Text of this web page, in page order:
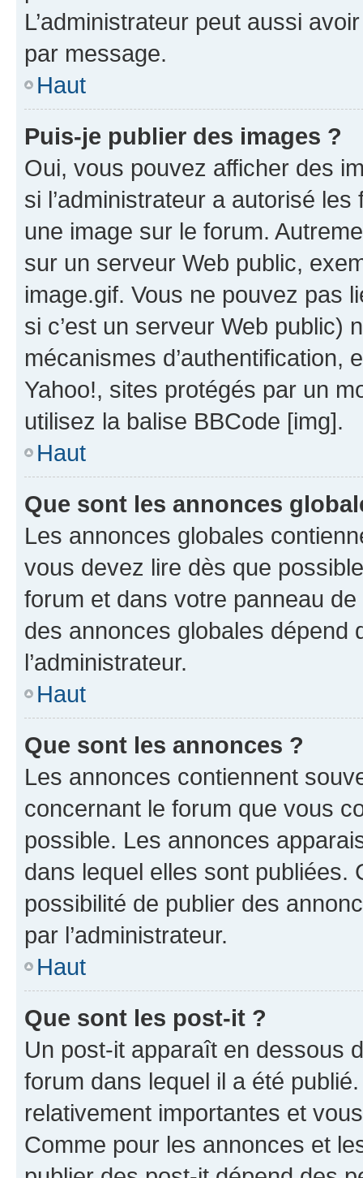
L’administrateur peut aussi
par message.
Haut
Puis-je publier des images ?
Oui, vous pouvez afficher des
si l’administrateur a autorisé
une image sur le forum.
sur un serveur Web public,
image.gif. Vous ne pouvez pas
si c’est un serveur Web public)
mécanismes d’authentification,
Yahoo!, sites protégés par un
utilisez la balise BBCode [img].
Haut
Que sont les annonces
Les annonces globales
vous devez lire dès que
forum et dans votre panneau
des annonces globales dépend
l’administrateur.
Haut
Que sont les annonces ?
Les annonces contiennent
concernant le forum que vous
possible. Les annonces
dans lequel elles sont publiées.
possibilité de publier des
par l’administrateur.
Haut
Que sont les post-it ?
Un post-it apparaît en dessous
forum dans lequel il a été
relativement importantes et
Comme pour les annonces et